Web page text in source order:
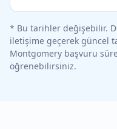
* Bu tarihler değişebilir.
iletişime geçerek güncel
Montgomery başvuru
öğrenebilirsiniz.